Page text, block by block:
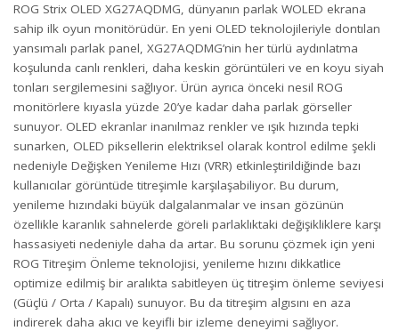
ROG Strix OLED XG27AQDMG, dünyanın parlak WOLED ekrana
sahip ilk oyun monitörüdür. En yeni OLED teknolojileriyle dontılan
yansımalı parlak panel, XG27AQDMG’nin her türlü aydınlatma
koşulunda canlı renkleri, daha keskin görüntüleri ve en koyu siyah
tonları sergilemesini sağlıyor. Ürün ayrıca önceki nesil ROG
monitörlere kıyasla yüzde 20’ye kadar daha parlak görseller
sunuyor. OLED ekranlar inanılmaz renkler ve ışık hızında tepki
sunarken, OLED piksellerin elektriksel olarak kontrol edilme şekli
nedeniyle Değişken Yenileme Hızı (VRR) etkinleştirildiğinde bazı
kullanıcılar görüntüde titreşimle karşılaşabiliyor. Bu durum,
yenileme hızındaki büyük dalgalanmalar ve insan gözünün
özellikle karanlık sahnelerde göreli parlaklıktaki değişikliklere karşı
hassasiyeti nedeniyle daha da artar. Bu sorunu çözmek için yeni
ROG Titreşim Önleme teknolojisi, yenileme hızını dikkatlice
optimize edilmiş bir aralıkta sabitleyen üç titreşim önleme seviyesi
(Güçlü / Orta / Kapalı) sunuyor. Bu da titreşim algısını en aza
indirerek daha akıcı ve keyifli bir izleme deneyimi sağlıyor.